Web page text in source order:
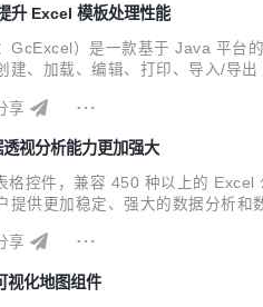
升 Excel 模板处理性能
）是一款基于 Java 平台
、加载、编辑、打印、导入/导
享
视分析能力更加强大
控件，兼容 450 种以上的
提供更加稳定、强大的数据分析
享
视化地图组件